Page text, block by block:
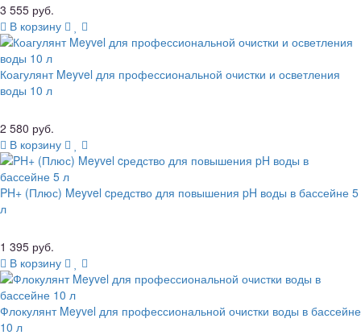
3 555 руб.
В корзину
Коагулянт Meyvel для профессиональной очистки и осветления
воды 10 л
2 580 руб.
В корзину
PH+ (Плюс) Meyvel cредство для повышения pH воды в бассейне 5
л
1 395 руб.
В корзину
Флокулянт Meyvel для профессиональной очистки воды в бассейне
10 л